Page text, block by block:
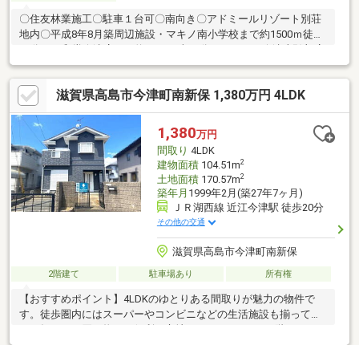
〇住友林業施工〇駐車１台可〇南向き〇アドミールリゾート別荘
地内〇平成8年8月築周辺施設・マキノ南小学校まで約1500ｍ徒歩
店まで約6300ｍ徒歩13分
滋賀県高島市今津町南新保 1,380万円 4LDK
1,380万円
間取り 4LDK
建物面積104.51m2
土地面積170.57m2
築年月 1999年2月(築27年7ヶ月)
ＪＲ湖西線 近江今津駅 徒歩20分
その他の交通
滋賀県高島市今津町南新保
2階建て 駐車場あり 所有権
【おすすめポイント】4LDKのゆとりある間取りが魅力の物件で
す。徒歩圏内にはスーパーやコンビニなどの生活施設も揃ってお